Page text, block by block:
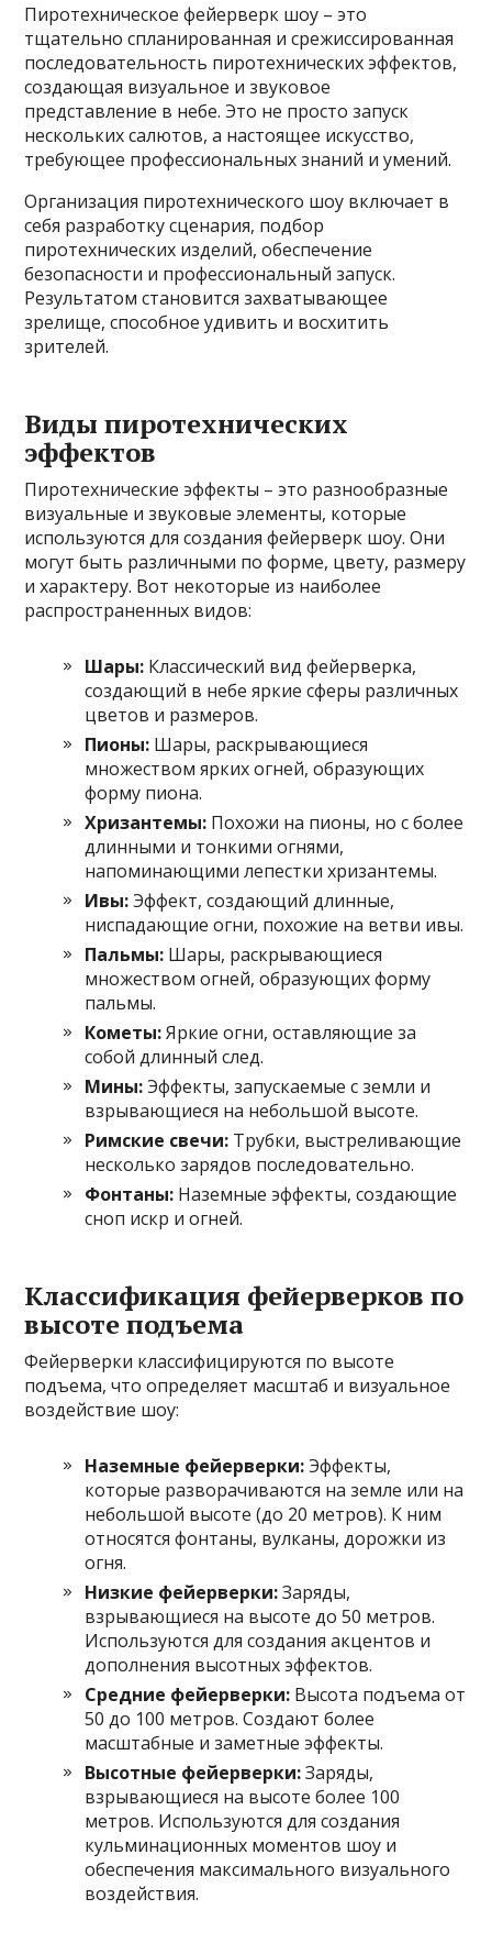
Пиротехническое фейерверк шоу – это
тщательно спланированная и срежиссированная
последовательность пиротехнических эффектов,
создающая визуальное и звуковое
представление в небе. Это не просто запуск
нескольких салютов, а настоящее искусство,
требующее профессиональных знаний и умений.
Организация пиротехнического шоу включает в
себя разработку сценария, подбор
пиротехнических изделий, обеспечение
безопасности и профессиональный запуск.
Результатом становится захватывающее
зрелище, способное удивить и восхитить
зрителей.
Виды пиротехнических
эффектов
Пиротехнические эффекты – это разнообразные
визуальные и звуковые элементы, которые
используются для создания фейерверк шоу. Они
могут быть различными по форме, цвету, размеру
и характеру. Вот некоторые из наиболее
распространенных видов:
Шары: Классический вид фейерверка,
создающий в небе яркие сферы различных
цветов и размеров.
Пионы: Шары, раскрывающиеся
множеством ярких огней, образующих
форму пиона.
Хризантемы: Похожи на пионы, но с более
длинными и тонкими огнями,
напоминающими лепестки хризантемы.
Ивы:Эффект, создающий длинные,
ниспадающие огни, похожие на ветви ивы.
Пальмы: Шары, раскрывающиеся
множеством огней, образующих форму
пальмы.
Кометы:Яркие огни, оставляющие за
собой длинный след.
Мины:Эффекты, запускаемые с земли и
взрывающиеся на небольшой высоте.
Римские свечи: Трубки, выстреливающие
несколько зарядов последовательно.
Фонтаны: Наземные эффекты, создающие
сноп искр и огней.
Классификация фейерверков по
высоте подъема
Фейерверки классифицируются по высоте
подъема, что определяет масштаб и визуальное
воздействие шоу:
Наземные фейерверки:Эффекты,
которые разворачиваются на земле или на
небольшой высоте (до 20 метров). К ним
относятся фонтаны, вулканы, дорожки из
огня.
Низкие фейерверки:Заряды,
взрывающиеся на высоте до 50 метров.
Используются для создания акцентов и
дополнения высотных эффектов.
Средние фейерверки: Высота подъема от
50 до 100 метров. Создают более
масштабные и заметные эффекты.
Высотные фейерверки:Заряды,
взрывающиеся на высоте более 100
метров. Используются для создания
кульминационных моментов шоу и
обеспечения максимального визуального
воздействия.